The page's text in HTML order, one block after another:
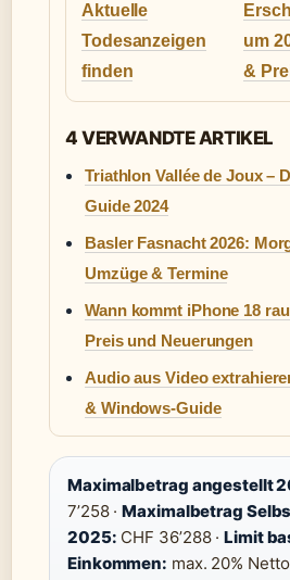
Aktuelle
Todesanzeigen
finden
um
&
4 VERWANDTE ARTIKEL
Triathlon Vallée de Joux –
Guide 2024
Basler Fasnacht 2026:
Umzüge & Termine
Wann kommt iPhone 18
Preis und Neuerungen
Audio aus Video
& Windows-Guide
Maximalbetrag angestellt
7’258 ·Maximalbetrag
2025: CHF 36’288 ·Limit
Einkommen: max. 20%